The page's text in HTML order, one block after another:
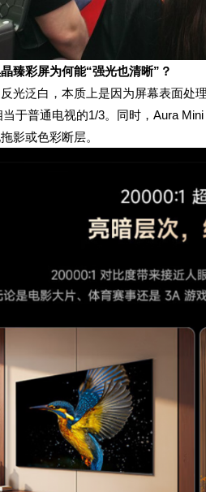
臻彩屏为何能“强光也清晰”？
光泛白，本质上是因为屏幕表面处
于普通电视的1/3。同时，Aura
影或色彩断层。